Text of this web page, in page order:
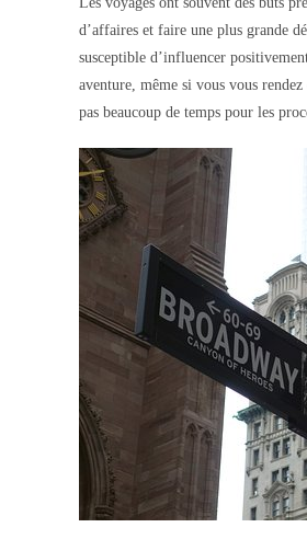
d’affaires et faire une plus grande
susceptible d’influencer
aventure, même si vous vous
pas beaucoup de temps pour les